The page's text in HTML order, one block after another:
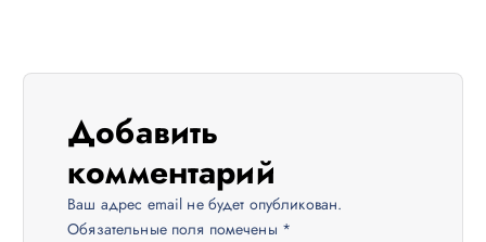
г
Добавить
комментарий
Ваш адрес email не будет опубликован.
Обязательные поля помечены *